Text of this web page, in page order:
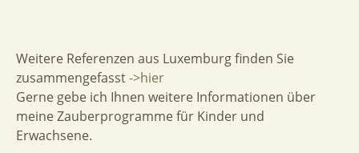
Weitere Referenzen aus Luxemburg finden Sie
zusammengefasst->hier
Gerne gebe ich Ihnen weitere Informationen über
meine Zauberprogramme für Kinder und
Erwachsene.